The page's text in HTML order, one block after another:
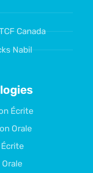
Canada
Nabil
Écrite
Orale